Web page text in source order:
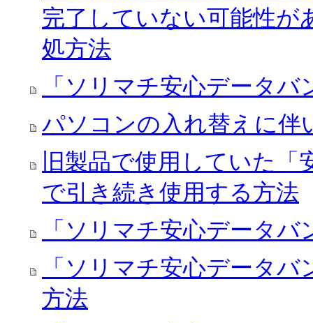
完了していない可能性が
処方法
「ソリマチ安心データ
パソコンの入れ替えに伴
旧製品で使用していた
で引き続き使用する方法
「ソリマチ安心データ
「ソリマチ安心データ
方法